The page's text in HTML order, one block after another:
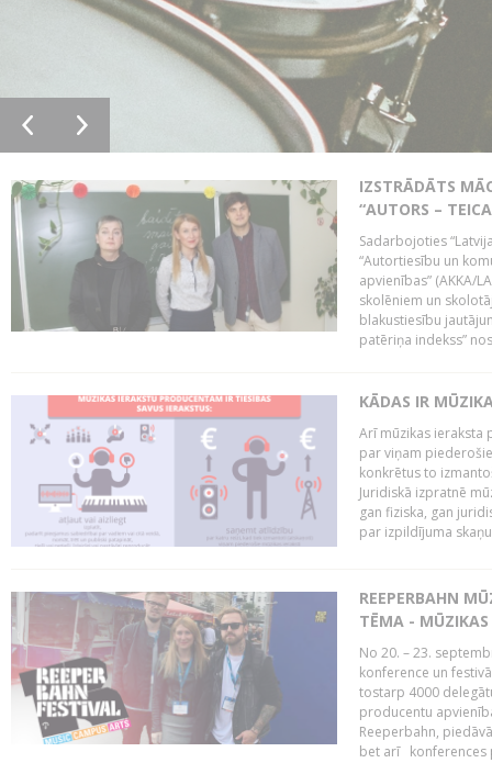
IZSTRĀDĀTS
“AUTORS –
Sadarbojoties
“Autortiesību un
apvienības” (AKKA/
skolēniem un
blakustiesību
patēriņa indekss”
KĀDAS IR
Arī mūzikas ieraksta
par viņam
konkrētus to
Juridiskā izpratnē
gan fiziska, gan
par izpildījuma
REEPERBAHN
TĒMA -
No 20. – 23.
konference un
tostarp 4000
producentu
Reeperbahn,
bet arī konferences